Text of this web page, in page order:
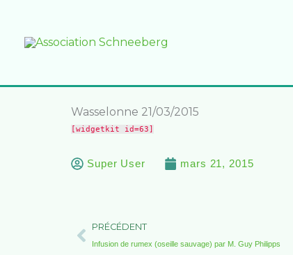
contenu
Wasselonne 21/03/2015
[widgetkit id=63]
Super User mars 21, 2015
Précédent
PRÉCÉDENT
Infusion de rumex (oseille sauvage) par M. Guy Philipps